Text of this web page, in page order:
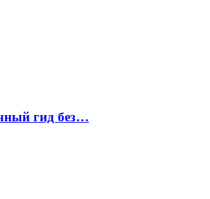
гид без…